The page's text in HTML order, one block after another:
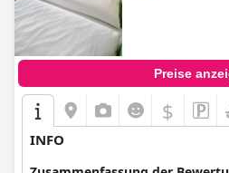
macht, die einen erholsamen
nahe am Geschehen in Köln liegt.
Preise
$
INFO